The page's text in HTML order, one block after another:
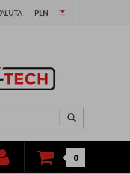
PLN
0